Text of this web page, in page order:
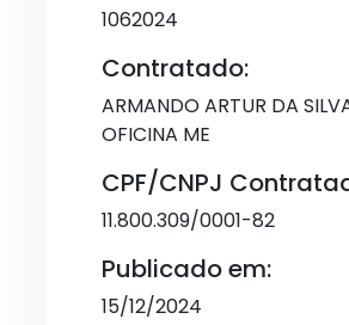
1062024
Contratado:
ARMANDO ARTUR DA
OFICINA ME
CPF/CNPJ
11.800.309/0001-82
Publicado em:
15/12/2024